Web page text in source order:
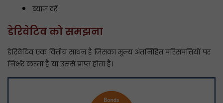
ब्याज दरें
डेरिवेटिव को समझना
डेरिवेटिव एक वित्तीय साधन है जिसका मूल्य अंतर्निहित परिसंपत्तियों पर
निर्भर करता है या उससे प्राप्त होता है।